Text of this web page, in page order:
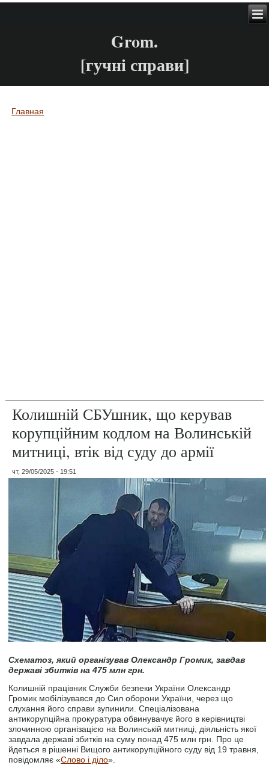
Grom.
[гучні справи]
Вы здесь
Главная
Колишній СБУшник, що керував
корупційним кодлом на Волинській
митниці, втік від суду до армії
чт, 29/05/2025 - 19:51
Схематоз, який організував Олександр Громик, завдав
державі збитків на 475 млн грн.
Колишній працівник Служби безпеки України Олександр
Громик мобілізувався до Сил оборони України, через що
слухання його справи зупинили. Спеціалізована
антикорупційна прокуратура обвинувачує його в керівництві
злочинною організацією на Волинській митниці, діяльність якої
завдала державі збитків на суму понад 475 млн грн. Про це
йдеться в рішенні Вищого антикорупційного суду від 19 травня,
повідомляє «Слово і діло».